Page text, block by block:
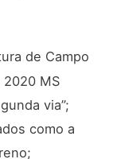
de Campo
via”;
como a